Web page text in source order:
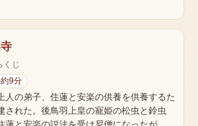
くじ
9分
人の弟子、住蓮と安楽の供養を供養するた
された。後鳥羽上皇の寵姫の松虫と鈴虫